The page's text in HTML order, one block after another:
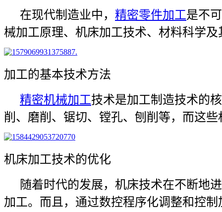
在现代制造业中， 精密零件加工是不
械加工原理、机床加工技术、材料科学
加工的基本技术方法
精密机械加工技术是加工制造技术的
削、磨削、锯切、镗孔、刨削等，而这
机床加工技术的优化
随着时代的发展，机床技术在不断地
加工。而且，通过数控程序化调整和控